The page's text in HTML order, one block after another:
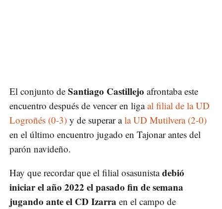
El conjunto de Santiago Castillejo afrontaba este
encuentro después de vencer en ligaal filial de la UD
Logroñés (0-3) y de superar ala UD Mutilvera (2-0)
en el último encuentro jugado en Tajonar antes del
parón navideño.
Hay que recordar que el filial osasunistadebió
iniciar el año 2022 el pasado fin de semana
jugando ante el CD Izarra en el campo de